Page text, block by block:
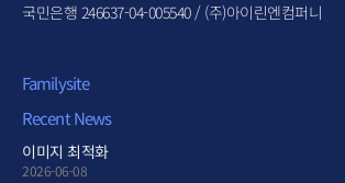
국민은행 246637-04-005540 / (주)아이린엔컴퍼니
Familysite
Recent News
이미지 최적화
2026-06-08